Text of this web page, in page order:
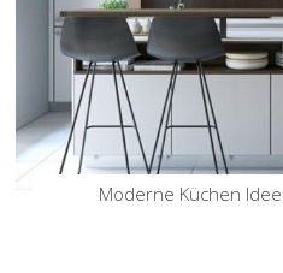
Moderne Küchen